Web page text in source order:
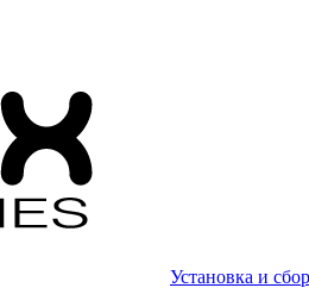
Установка и